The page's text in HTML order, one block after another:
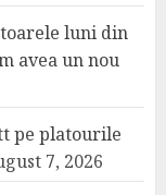
luni din
avea un nou
pe platourile
7, 2026